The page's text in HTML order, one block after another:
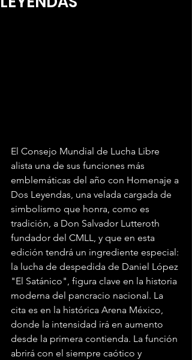
El Consejo Mundial de Lucha Libre
alista una de sus funciones más
emblemáticas del año con Homenaje a
Dos Leyendas, una velada cargada de
simbolismo que honra, como es
tradición, a Don Salvador Lutteroth
fundador del CMLL, y que en esta
edición tendrá un ingrediente especial:
la lucha de despedida de Daniel López
"El Satánico", figura clave en la historia
moderna del pancracio nacional. La
cita es en la histórica Arena México,
donde la intensidad irá en aumento
desde la primera contienda. La función
abrirá con el siempre caótico y